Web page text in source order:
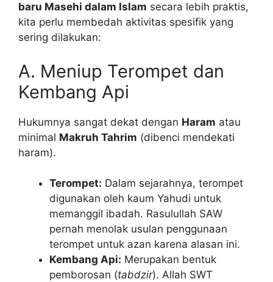
baru Masehi dalam Islam secara lebih praktis,
kita perlu membedah aktivitas spesifik yang
sering dilakukan:
A. Meniup Terompet dan
Kembang Api
Hukumnya sangat dekat dengan Haram atau
minimal Makruh Tahrim (dibenci mendekati
haram).
Terompet: Dalam sejarahnya, terompet
digunakan oleh kaum Yahudi untuk
memanggil ibadah. Rasulullah SAW
pernah menolak usulan penggunaan
terompet untuk azan karena alasan ini.
Kembang Api: Merupakan bentuk
pemborosan (tabdzir). Allah SWT